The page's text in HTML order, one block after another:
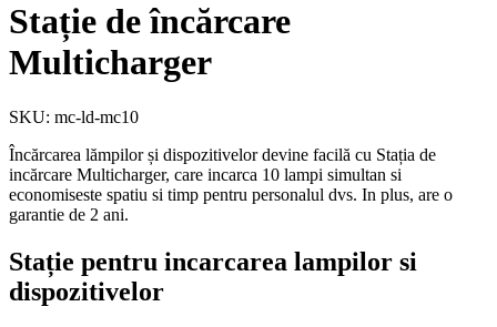
Stație de încărcare
Multicharger
SKU: mc-ld-mc10
Încărcarea lămpilor și dispozitivelor devine facilă cu Stația de
incărcare Multicharger, care incarca 10 lampi simultan si
economiseste spatiu si timp pentru personalul dvs. In plus, are o
garantie de 2 ani.
Stație pentru incarcarea lampilor si
dispozitivelor